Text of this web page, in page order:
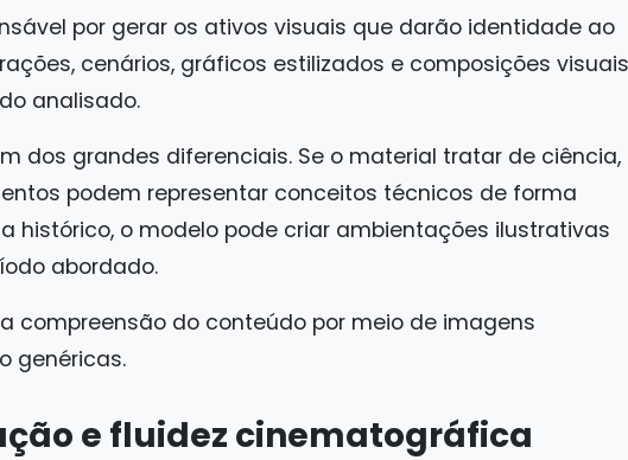
por gerar os ativos visuais que darão identidade ao
cenários, gráficos estilizados e composições visuais
analisado.
dos grandes diferenciais. Se o material tratar de ciência,
podem representar conceitos técnicos de forma
histórico, o modelo pode criar ambientações ilustrativas
abordado.
compreensão do conteúdo por meio de imagens
genéricas.
e fluidez cinematográfica